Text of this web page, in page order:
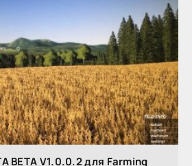
BETA V1.0.0.2 для Farming